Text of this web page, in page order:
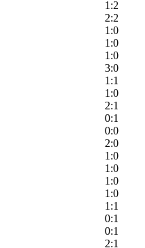
1:2
2:2
1:0
1:0
1:0
3:0
1:1
1:0
2:1
0:1
0:0
2:0
1:0
1:0
1:0
1:0
1:1
0:1
0:1
2:1